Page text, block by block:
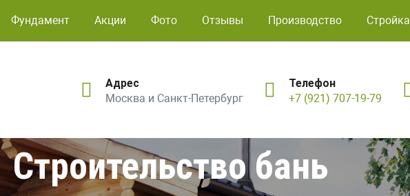
Фундамент Акции Фото Отзывы Производство Стройка
Адрес
Москва и Санкт-Петербург
Телефон
+7 (921) 707-19-79
Строительство бань